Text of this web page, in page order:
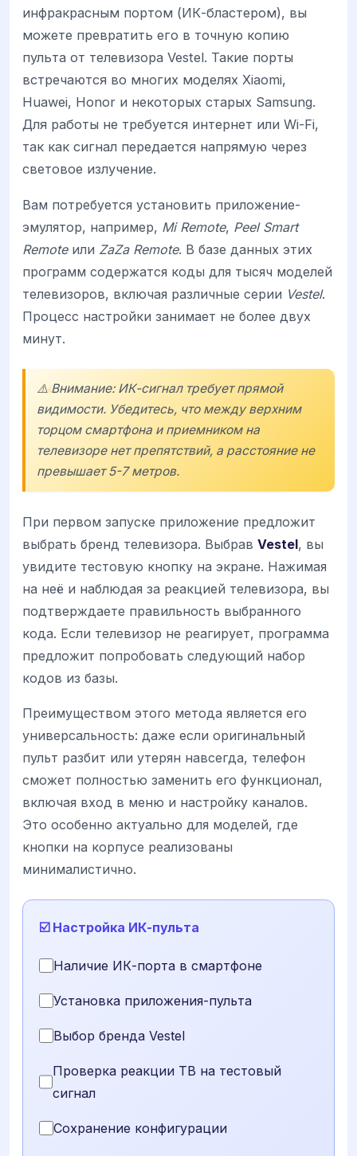
инфракрасным портом (ИК-бластером), вы
можете превратить его в точную копию
пульта от телевизора Vestel. Такие порты
встречаются во многих моделях Xiaomi,
Huawei, Honor и некоторых старых Samsung.
Для работы не требуется интернет или Wi-Fi,
так как сигнал передается напрямую через
световое излучение.
Вам потребуется установить приложение-
эмулятор, например, Mi Remote, Peel Smart
Remoteили ZaZa Remote. В базе данных этих
программ содержатся коды для тысяч моделей
телевизоров, включая различные серии Vestel.
Процесс настройки занимает не более двух
минут.
⚠️ Внимание: ИК-сигнал требует прямой
видимости. Убедитесь, что между верхним
торцом смартфона и приемником на
телевизоре нет препятствий, а расстояние не
превышает 5-7 метров.
При первом запуске приложение предложит
выбрать бренд телевизора. Выбрав Vestel, вы
увидите тестовую кнопку на экране. Нажимая
на неё и наблюдая за реакцией телевизора, вы
подтверждаете правильность выбранного
кода. Если телевизор не реагирует, программа
предложит попробовать следующий набор
кодов из базы.
Преимуществом этого метода является его
универсальность: даже если оригинальный
пульт разбит или утерян навсегда, телефон
сможет полностью заменить его функционал,
включая вход в меню и настройку каналов.
Это особенно актуально для моделей, где
кнопки на корпусе реализованы
минималистично.
☑️ Настройка ИК-пульта
Наличие ИК-порта в смартфоне
Установка приложения-пульта
Выбор бренда Vestel
Проверка реакции ТВ на тестовый
сигнал
Сохранение конфигурации